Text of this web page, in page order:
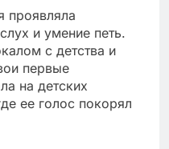
проявляла
и умение петь.
с детства и
первые
на детских
ее голос покорял